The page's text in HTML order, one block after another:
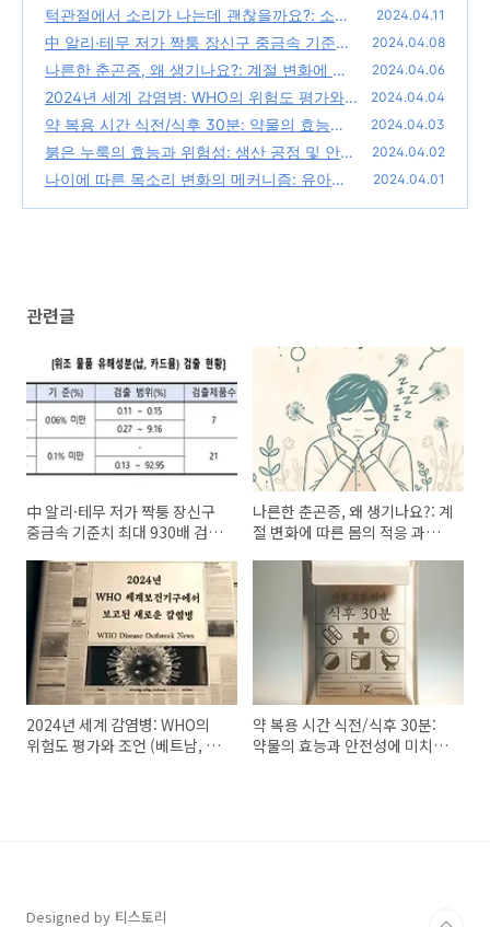
진단부터 류마티스 인자의 역할 이해
(0)
턱관절에서 소리가 나는데 괜찮을까요?: 소리
로 살펴보는 악관절 장애(TMD)의 신호와 치료
시기
(0)
2024.04.11
中 알리·테무 저가 짝퉁 장신구 중금속 기준치
최대 930배 검출: 발암물질 종류, 인체에 미치
는 영향
(0)
2024.04.08
나른한 춘곤증, 왜 생기나요?: 계절 변화에 따
른 몸의 적응 과정과 주요 증상, 극복 전략
(0)
2024.04.06
2024년 세계 감염병: WHO의 위험도 평가와
조언 (베트남, 유럽, 아프리카, 방글라데시)
2024.04.04
약 복용 시간 식전/식후 30분: 약물의 효능과
안전성에 미치는 영향
(0)
2024.04.03
붉은 누룩의 효능과 위험성: 생산 공정 및 안전
표준, 규제 조치
(0)
2024.04.02
나이에 따른 목소리 변화의 메커니즘: 유아기
2024.04.01
관련글
中 알리·테무 저가 짝퉁 장신구
중금속 기준치 최대 930배 검출:
영향
나른한 춘곤증, 왜 생기나요?: 계
절 변화에 따른 몸의 적응 과정
2024년 세계 감염병: WHO의
위험도 평가와 조언 (베트남, 유
약 복용 시간 식전/식후 30분:
약물의 효능과 안전성에 미치는
Designed by 티스토리